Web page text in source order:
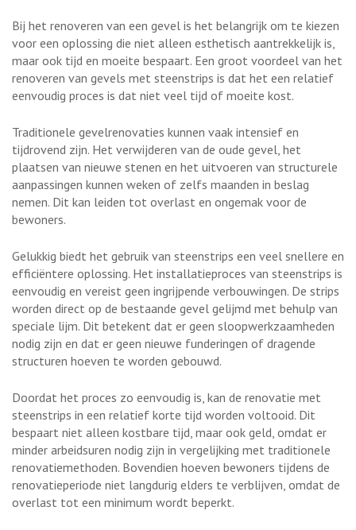
Bij het renoveren van een gevel is het belangrijk om te kiezen
voor een oplossing die niet alleen esthetisch aantrekkelijk is,
maar ook tijd en moeite bespaart. Een groot voordeel van het
renoveren van gevels met steenstrips is dat het een relatief
eenvoudig proces is dat niet veel tijd of moeite kost.
Traditionele gevelrenovaties kunnen vaak intensief en
tijdrovend zijn. Het verwijderen van de oude gevel, het
plaatsen van nieuwe stenen en het uitvoeren van structurele
aanpassingen kunnen weken of zelfs maanden in beslag
nemen. Dit kan leiden tot overlast en ongemak voor de
bewoners.
Gelukkig biedt het gebruik van steenstrips een veel snellere en
efficiëntere oplossing. Het installatieproces van steenstrips is
eenvoudig en vereist geen ingrijpende verbouwingen. De strips
worden direct op de bestaande gevel gelijmd met behulp van
speciale lijm. Dit betekent dat er geen sloopwerkzaamheden
nodig zijn en dat er geen nieuwe funderingen of dragende
structuren hoeven te worden gebouwd.
Doordat het proces zo eenvoudig is, kan de renovatie met
steenstrips in een relatief korte tijd worden voltooid. Dit
bespaart niet alleen kostbare tijd, maar ook geld, omdat er
minder arbeidsuren nodig zijn in vergelijking met traditionele
renovatiemethoden. Bovendien hoeven bewoners tijdens de
renovatieperiode niet langdurig elders te verblijven, omdat de
overlast tot een minimum wordt beperkt.